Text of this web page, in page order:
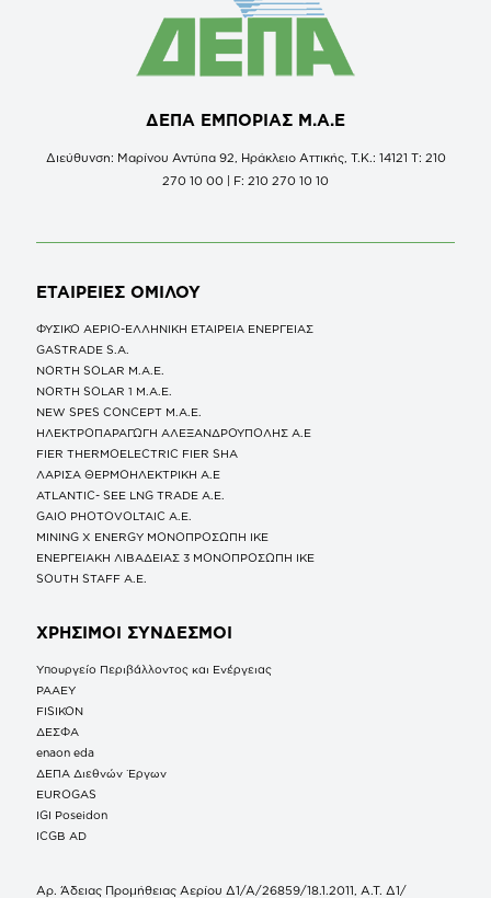
ΔΕΠΑ ΕΜΠΟΡΙΑΣ Μ.Α.Ε
Διεύθυνση: Μαρίνου Αντύπα 92, Ηράκλειο Αττικής, Τ.Κ.: 14121 Τ: 210
270 10 00 | F: 210 270 10 10
ΕΤΑΙΡΕΙΕΣ ΟΜΙΛΟΥ
ΦΥΣΙΚΟ ΑΕΡΙΟ-ΕΛΛΗΝΙΚΗ ΕΤΑΙΡΕΙΑ ΕΝΕΡΓΕΙΑΣ
GASTRADE S.A.
NORTH SOLAR M.Α.Ε.
NORTH SOLAR 1 M.Α.Ε.
NEW SPES CONCEPT Μ.Α.Ε.
ΗΛΕΚΤΡΟΠΑΡΑΓΩΓΗ ΑΛΕΞΑΝΔΡΟΥΠΟΛΗΣ A.E
FIER THERMOELECTRIC FIER SHA
ΛΑΡΙΣΑ ΘΕΡΜΟΗΛΕΚΤΡΙΚΗ A.E
ATLANTIC- SEE LNG TRADE A.E.
GAIO PHOTOVOLTAIC Α.Ε.
MINING X ENERGY ΜΟΝΟΠΡΟΣΩΠΗ ΙΚΕ
ΕΝΕΡΓΕΙΑΚΗ ΛΙΒΑΔΕΙΑΣ 3 ΜΟΝΟΠΡΟΣΩΠΗ ΙΚΕ
SOUTH STAFF Α.Ε.
ΧΡΗΣΙΜΟΙ ΣΥΝΔΕΣΜΟΙ
Υπουργείο Περιβάλλοντος και Ενέργειας
ΡΑΑΕΥ
FISIKON
ΔΕΣΦΑ
enaon eda
ΔΕΠΑ Διεθνών Έργων
EUROGAS
IGI Poseidon
ICGB AD
Αρ. Άδειας Προμήθειας Αερίου Δ1/Α/26859/18.1.2011, Α.Τ. Δ1/